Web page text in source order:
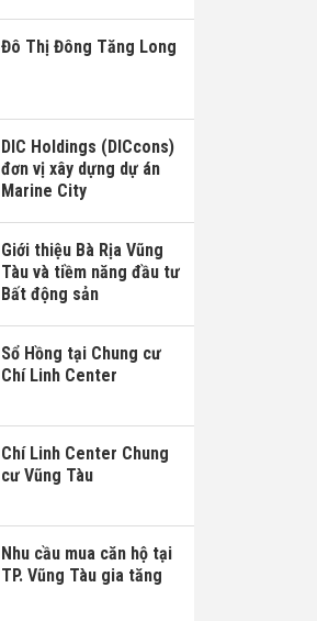
Đô Thị Đông Tăng Long
DIC Holdings (DICcons)
đơn vị xây dựng dự án
Marine City
Giới thiệu Bà Rịa Vũng
Tàu và tiềm năng đầu tư
Bất động sản
Sổ Hồng tại Chung cư
Chí Linh Center
Chí Linh Center Chung
cư Vũng Tàu
Nhu cầu mua căn hộ tại
TP. Vũng Tàu gia tăng